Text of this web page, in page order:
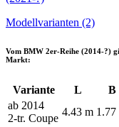
Modellvarianten (2)
Vom BMW 2er-Reihe (2014-?)
Markt:
Variante L B
ab 2014
2-tr. Coupe
4.43 m 1.77